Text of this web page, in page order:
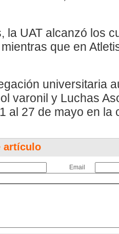
la UAT alcanzó los
que en
universitaria
varonil y Luchas
al 27 de mayo en la
artículo
Email